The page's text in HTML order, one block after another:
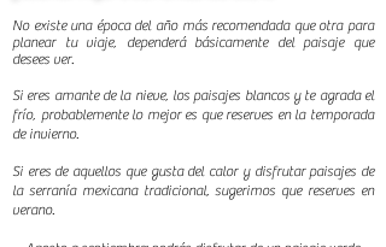
No existe una época del año más recomendada que otra para
planear tu viaje, dependerá básicamente del paisaje que
desees ver.
Si eres amante de la nieve, los paisajes blancos y te agrada el
frío, probablemente lo mejor es que reserves en la temporada
de invierno.
Si eres de aquellos que gusta del calor y disfrutar paisajes de
la serranía mexicana tradicional, sugerimos que reserves en
verano.